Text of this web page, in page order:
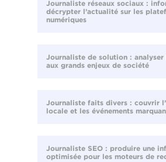
Journaliste réseaux sociaux :
décrypter l’actualité sur les
numériques
Journaliste de solution : analyser
aux grands enjeux de société
Journaliste faits divers : couvrir
locale et les événements
Journaliste SEO : produire une
optimisée pour les moteurs de